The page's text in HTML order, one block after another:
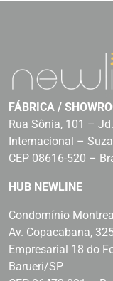
FÁBRICA /
Rua Sônia, 101 –
Internacional –
CEP 08616-520 –
HUB NEWLINE
Condomínio
Av. Copacabana,
Empresarial 18 do
Barueri/SP